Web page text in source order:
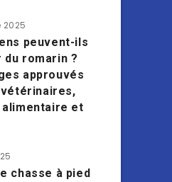
2025
peuvent-ils
du romarin ?
approuvés
et
chasse à pied